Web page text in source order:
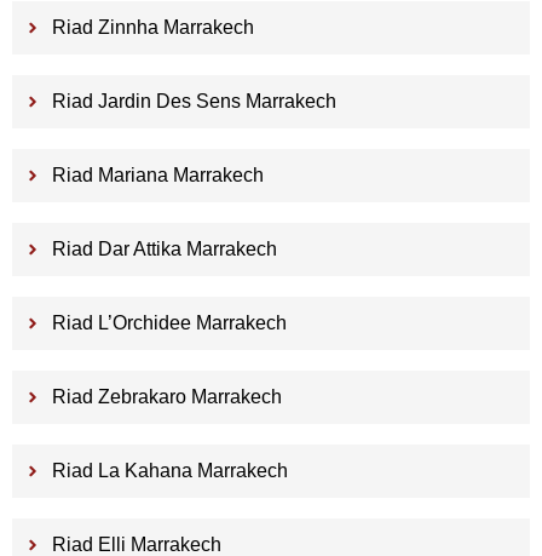
Riad Zinnha Marrakech
Riad Jardin Des Sens Marrakech
Riad Mariana Marrakech
Riad Dar Attika Marrakech
Riad L’Orchidee Marrakech
Riad Zebrakaro Marrakech
Riad La Kahana Marrakech
Riad Elli Marrakech